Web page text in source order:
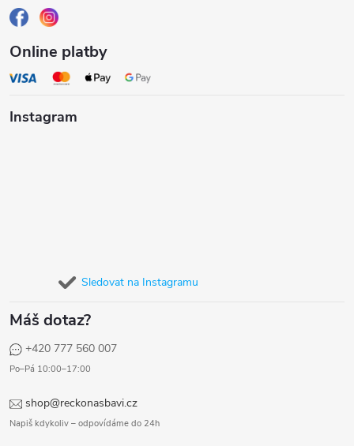
Online platby
Instagram
Sledovat na Instagramu
Máš dotaz?
+420 777 560 007
Po–Pá 10:00–17:00
shop@reckonasbavi.cz
Napiš kdykoliv – odpovídáme do 24h